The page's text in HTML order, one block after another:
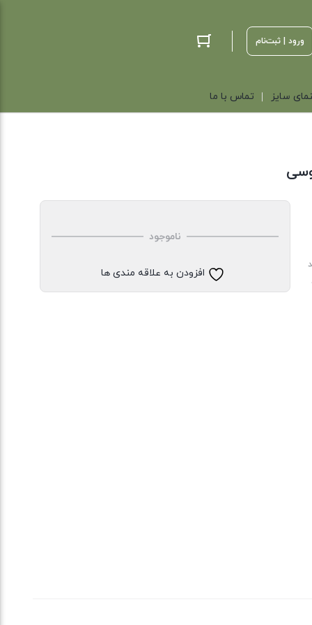
ورود | ثبت‌نام
سایز تماس با ما
ناموجود
افزودن به علاقه مندی ها